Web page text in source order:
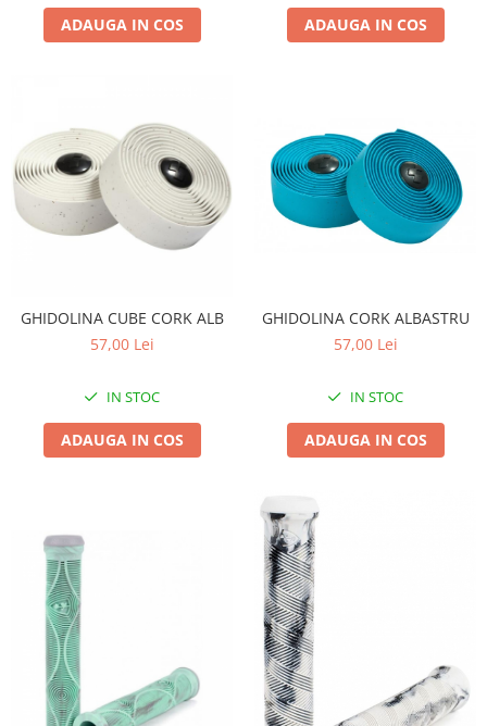
Tije fixe
Tubeless și soluții anti-pană
Groupset
ADAUGA IN COS ADAUGA IN COS
GHIDOLINA CUBE CORK ALB
57,00 Lei
IN STOC
ADAUGA IN COS
GHIDOLINA CORK ALBASTRU
57,00 Lei
IN STOC
ADAUGA IN COS